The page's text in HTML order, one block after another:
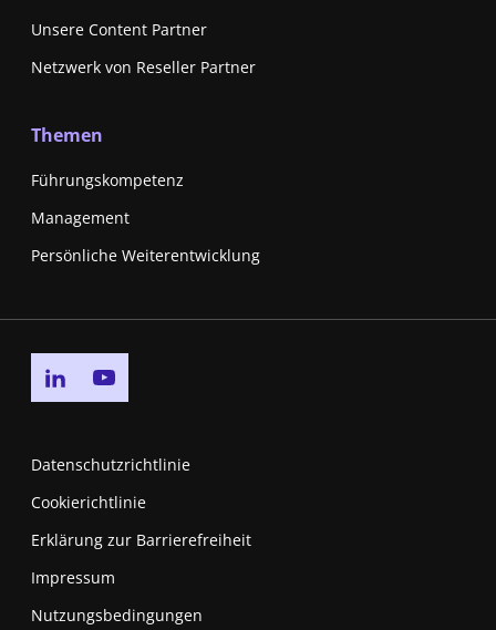
Unsere Content Partner
Netzwerk von Reseller Partner
Themen
Führungskompetenz
Management
Persönliche Weiterentwicklung
Go to linkedin page
Datenschutzrichtlinie
Cookierichtlinie
Erklärung zur Barrierefreiheit
Impressum
Nutzungsbedingungen